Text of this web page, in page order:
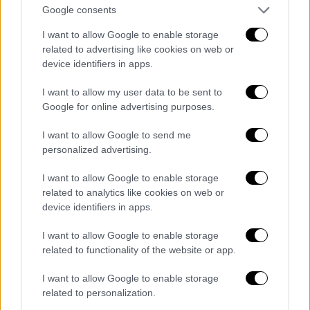
Google consents
I want to allow Google to enable storage
related to advertising like cookies on web or
device identifiers in apps.
I want to allow my user data to be sent to
Google for online advertising purposes.
I want to allow Google to send me
personalized advertising.
I want to allow Google to enable storage
related to analytics like cookies on web or
device identifiers in apps.
I want to allow Google to enable storage
related to functionality of the website or app.
I want to allow Google to enable storage
related to personalization.
ακόμα και λογικά όρια, αν θέλετε.
Δηλαδή,
τις ένοπλες δυνάμεις που θα μπορούσε να
έχει οποιοδήποτε κράτος, οποιαδήποτε
περιοχή, σε ένα τόσο μικρό χώρο. Τόσο σε
Τα οποία μάλιστα, κάποιοι τύποι μαχητικών
αεροσκαφών δεν επιτρέπεται καν να
προσγειωθούν ή να προσεγγίσουν το
ψευδοκράτος.Σας ανησυχεί ή είναι κάτι που
Νίκος Χριστοδουλίδης: «Κοιτάξτε, είναι κάτι
που φυσικά μας ανησυχεί. Είναι κάτι το
οποίο πάντα έχουμε στα θέματα που
θέτουμε. Ακόμα και προχθές με τον Γενικό
Αντιλαμβάνεστε το πλαίσιο των